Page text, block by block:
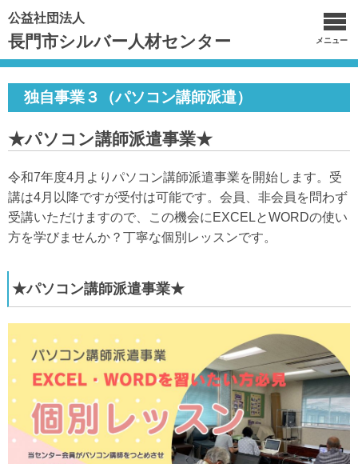
公益社団法人
長門市シルバー人材センター メニュー
独自事業３（パソコン講師派遣）
★パソコン講師派遣事業★
令和7年度4月よりパソコン講師派遣事業を開始します。受
講は4月以降ですが受付は可能です。会員、非会員を問わず
受講いただけますので、この機会にEXCELとWORDの使い
方を学びませんか？丁寧な個別レッスンです。
★パソコン講師派遣事業★